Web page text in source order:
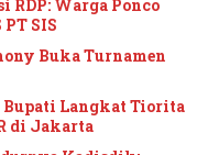
Warga Ponco
SIS
Buka Turnamen
Langkat Tiorita
di Jakarta